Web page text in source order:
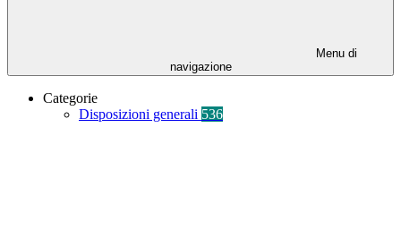
Menu di
navigazione
Categorie
Disposizioni generali 536